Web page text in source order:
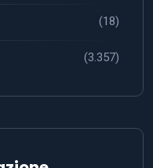
(18)
(3.357)